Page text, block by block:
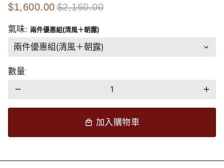
$1,600.00 $2,160.00
氣味: 兩件優惠組(清風＋朝露)
數量
remove add
local_mall 加入購物車